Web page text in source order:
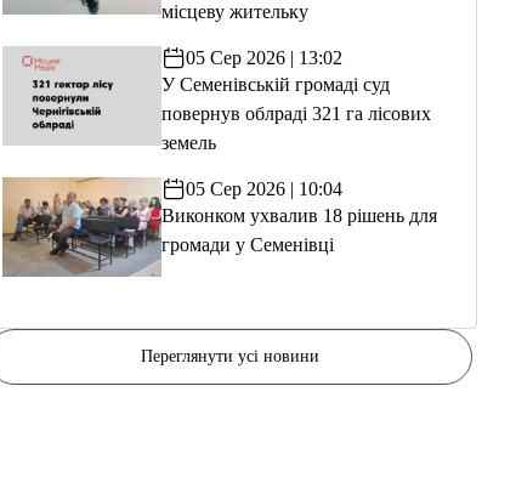
місцеву жительку
05 Сер 2026 | 13:02
У Семенівській громаді суд
повернув облраді 321 га лісових
земель
05 Сер 2026 | 10:04
Виконком ухвалив 18 рішень для
громади у Семенівці
Переглянути усі новини